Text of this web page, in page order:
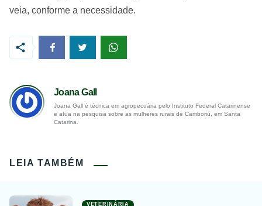
veia, conforme a necessidade.
Joana Gall
Joana Gall é técnica em agropecuária pelo Instituto Federal Catarinense
e atua na pesquisa sobre as mulheres rurais de Camboriú, em Santa
Catarina.
LEIA TAMBÉM
VETERINÁRIA